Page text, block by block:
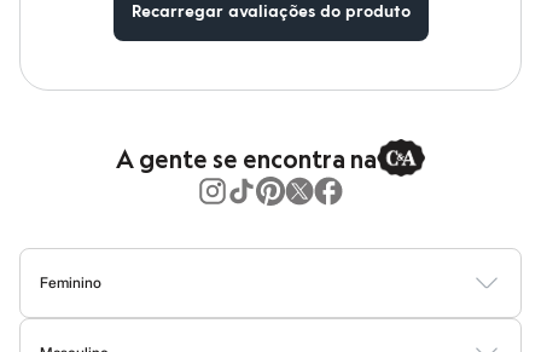
Camisetas e Regatas
Carteiras
Óculos
Calçados
Botas
Recarregar avaliações do produto
A gente se encontra na
Feminino
BlusasCalçasVestidosSaiasCasacosModa PraiaModa Íntima